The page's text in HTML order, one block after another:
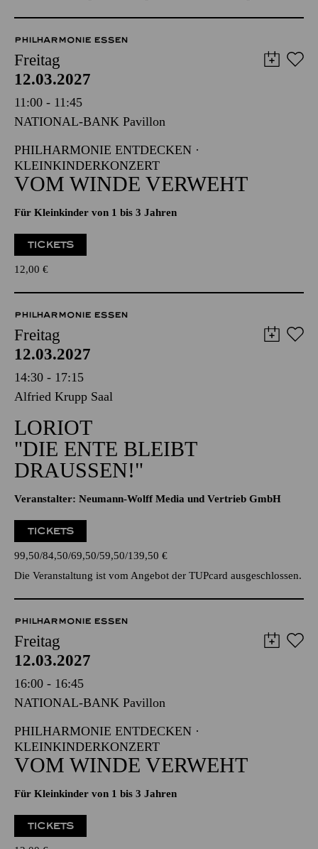
87,15 80,55 71,75 65,15€
Die Veranstaltung ist vom Angebot der TUPcard ausgeschlossen.
PHILHARMONIE ESSEN
Freitag
12.03.2027
11:00 - 11:45
NATIONAL-BANK Pavillon
PHILHARMONIE ENTDECKEN ·
KLEINKINDERKONZERT
Für Kleinkinder von 1 bis 3 Jahren
12,00€
PHILHARMONIE ESSEN
Freitag
12.03.2027
14:30 - 17:15
Alfried Krupp Saal
LORIOT
"DIE ENTE BLEIBT
Veranstalter: Neumann-Wolff Media und Vertrieb GmbH
TICKETS
99,50 84,50 69,50 59,50 139,50€
Die Veranstaltung ist vom Angebot der TUPcard ausgeschlossen.
PHILHARMONIE ESSEN
Freitag
12.03.2027
16:00 - 16:45
NATIONAL-BANK Pavillon
PHILHARMONIE ENTDECKEN ·
KLEINKINDERKONZERT
Für Kleinkinder von 1 bis 3 Jahren